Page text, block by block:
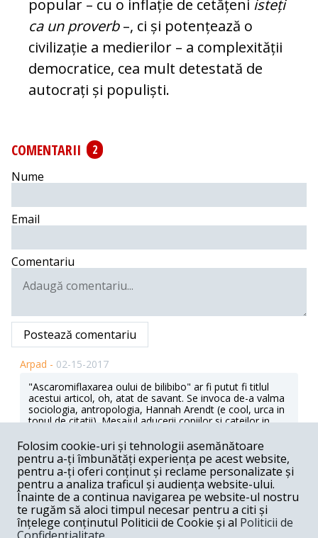
popular – cu o in­fla­ție de cetățeni isteți
ca un proverb–, ci și potențează o
civilizație a medierilor – a com­plexității
democratice, cea mult de­tes­tată de
autocrați și populiști.
COMENTARII
2
Nume
Email
Comentariu
Postează comentariu
Arpad - 02-15-2017
"Ascaromiflaxarea oului de bilibibo" ar fi putut fi titlul
acestui articol, oh, atat de savant. Se invoca de-a valma
sociologia, antropologia, Hannah Arendt (e cool, urca in
topul de citatii). Mesajul aducerii copiilor si cateilor in
chiar si fiinte nevinovate, candide, participa la revolta
noastra (natura n-a putut lua parte ca-n baladele
populare, doar e februarie), "uniti, salvam...", toata
suflarea e cu noi, bla, bla, bla...Merita adunarea asta izul
de telenovela ?
Răspunde
Folosim cookie-uri și tehnologii asemănătoare
pentru a-ți îmbunătăți experiența pe acest website,
pentru a-ți oferi conținut și reclame personalizate și
pentru a analiza traficul și audiența website-ului.
Înainte de a continua navigarea pe website-ul nostru
te rugăm să aloci timpul necesar pentru a citi și
înțelege conținutul Politicii de Cookie și al Politicii de